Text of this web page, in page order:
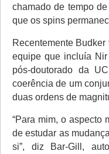
chamado de tempo
que os spins
Recentemente
equipe que incluía
pós-doutorado da
coerência de um
duas ordens de
“Para mim, o aspecto
de estudar as
si”, diz Bar-Gill,